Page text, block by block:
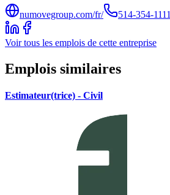
numovegroup.com/fr/ 514-354-1111
Voir tous les emplois de cette entreprise
Emplois similaires
Estimateur(trice) - Civil